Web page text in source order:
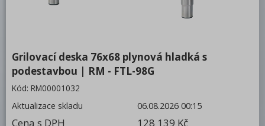
Roboty, příprava masa a zeleniny
Pizza program
Konvektomaty
Šokery
Grilovací deska 76x68 plynová hladká s
podestavbou | RM - FTL-98G
Kód: RM00001032
Aktualizace skladu
06.08.2026 00:15
Cena s DPH
128 139 Kč